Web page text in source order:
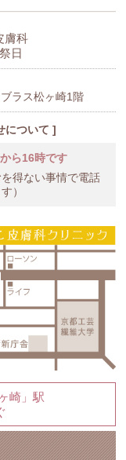
膚科
日
ラス松ヶ崎1階
について ]
ら16時です
得ない事情で電話
）
崎」駅